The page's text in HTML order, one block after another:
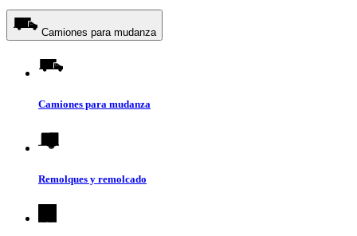
Camiones para mudanza
Camiones para mudanza
Remolques y remolcado